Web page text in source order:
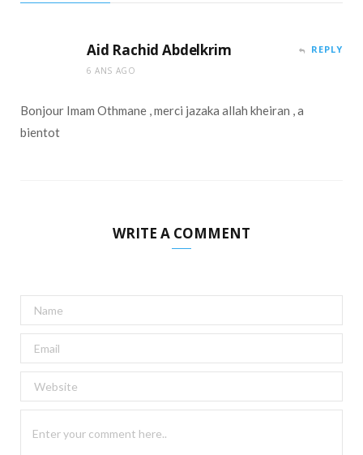
Aid Rachid Abdelkrim
6 ANS AGO
REPLY
Bonjour Imam Othmane , merci jazaka allah kheiran , a
bientot
WRITE A COMMENT
l
e
n